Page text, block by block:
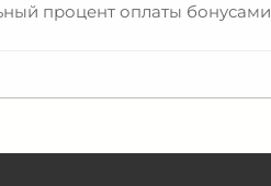
процент оплаты бонусами